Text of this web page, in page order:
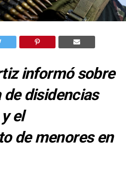
informó sobre
disidencias
el
de menores en